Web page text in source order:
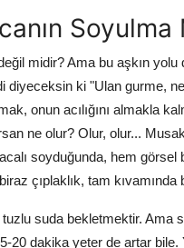
midir? Ama bu aşkın
ki "Ulan gurme,
onun acılığını almakla
ne olur? Olur, olur...
soyduğunda, hem görsel
çıplaklık, tam
tuzlu suda bekletmektir.
dakika yeter de artar bile.